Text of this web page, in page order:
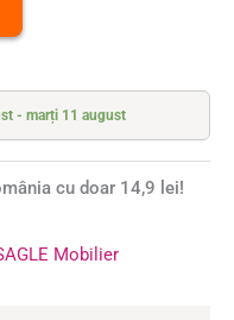
- marți 11 august
cu doar 14,9 lei!
Mobilier